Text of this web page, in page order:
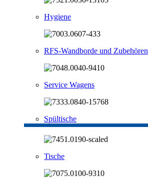
Hygiene
RFS-Wandborde und Zubehören
Service Wagens
Spültische
Tische